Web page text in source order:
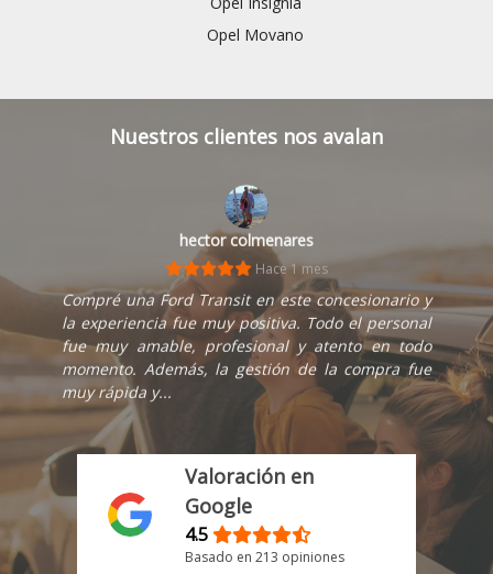
Opel Movano
Nuestros clientes nos avalan
hector colmenares
Hace 1 mes
Compré una Ford Transit en este concesionario y
la experiencia fue muy positiva. Todo el personal
fue muy amable, profesional y atento en todo
momento. Además, la gestión de la compra fue
muy rápida y...
Valoración en
Google
4.5
Basado en 213 opiniones